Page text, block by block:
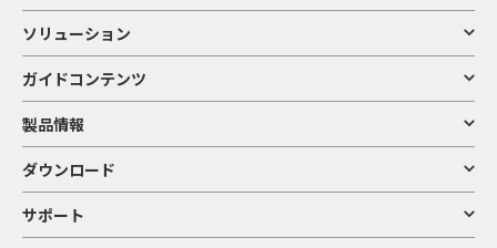
ソリューション
ガイドコンテンツ
製品情報
ダウンロード
サポート